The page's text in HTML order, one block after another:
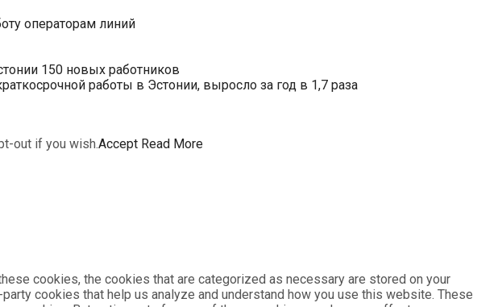
операторам линий
150 новых работников
работы в Эстонии, выросло за год в 1,7 раза
out if you wish.Accept Read More
cookies, the cookies that are categorized as necessary are stored on your
cookies that help us analyze and understand how you use this website. These